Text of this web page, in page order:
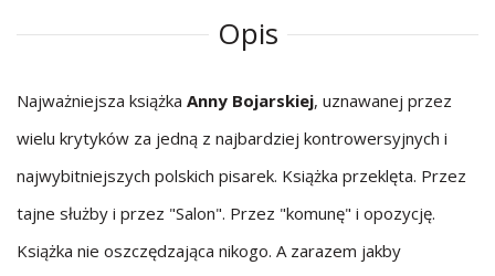
Opis
Najważniejsza książka Anny Bojarskiej, uznawanej przez
wielu krytyków za jedną z najbardziej kontrowersyjnych i
najwybitniejszych polskich pisarek. Książka przeklęta. Przez
tajne służby i przez "Salon". Przez "komunę" i opozycję.
Książka nie oszczędzająca nikogo. A zarazem jakby